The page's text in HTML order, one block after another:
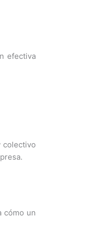
efectiva
colectivo
cómo un